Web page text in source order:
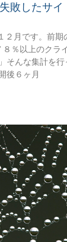
敗したサ
２月です。前期
８％以上のクラ
そんな集計を
後６ヶ月